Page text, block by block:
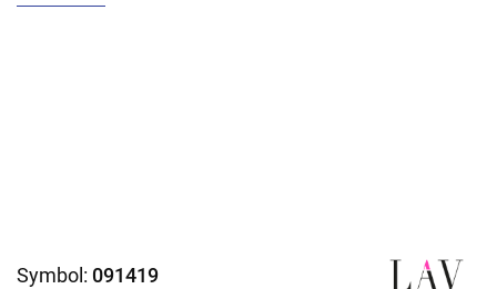
Symbol: 091419